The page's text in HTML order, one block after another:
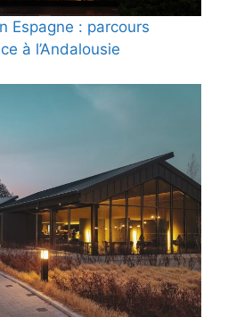
Espagne : parcours
à l’Andalousie